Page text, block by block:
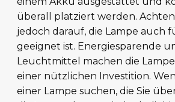
überall platziert werden. Achten
jedoch darauf, die Lampe auch
geeignet ist. Energiesparende
Leuchtmittel machen die
einer nützlichen Investition.
einer Lampe suchen, die Sie